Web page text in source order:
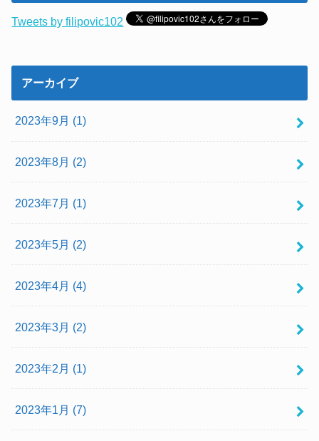
Tweets by filipovic102
アーカイブ
2023年9月 (1)
2023年8月 (2)
2023年7月 (1)
2023年5月 (2)
2023年4月 (4)
2023年3月 (2)
2023年2月 (1)
2023年1月 (7)